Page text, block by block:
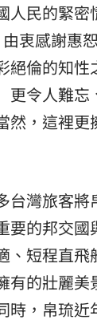
人民的緊
衷感謝惠
絕倫的知
更令人難
然，這裡更
台灣旅客將
要的邦交
、短程直飛
有的壯麗
時，帛琉